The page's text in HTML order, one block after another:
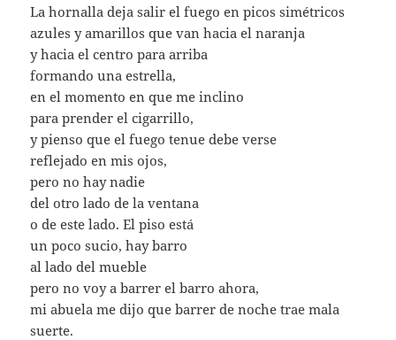
La hornalla deja salir el fuego en picos simétricos
azules y amarillos que van hacia el naranja
y hacia el centro para arriba
formando una estrella,
en el momento en que me inclino
para prender el cigarrillo,
y pienso que el fuego tenue debe verse
reflejado en mis ojos,
pero no hay nadie
del otro lado de la ventana
o de este lado. El piso está
un poco sucio, hay barro
al lado del mueble
pero no voy a barrer el barro ahora,
mi abuela me dijo que barrer de noche trae mala
suerte.